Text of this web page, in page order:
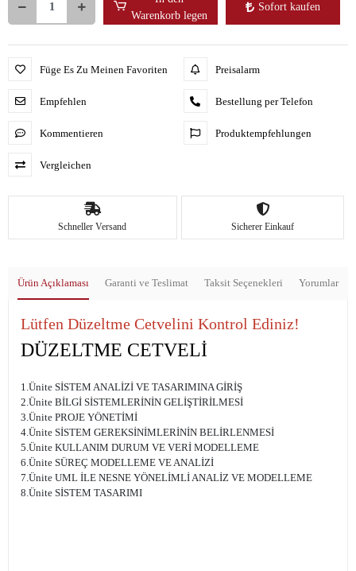
Warenkorb legen
Sofort kaufen
Füge Es Zu Meinen Favoriten
Empfehlen
Kommentieren
Vergleichen
Preisalarm
Bestellung per Telefon
Produktempfehlungen
Schneller Versand Sicherer Einkauf
Ürün Açıklaması Garanti ve Teslimat Taksit Seçenekleri Yorumlar
Lütfen Düzeltme Cetvelini Kontrol Ediniz!
DÜZELTME CETVELİ
1.Ünite SİSTEM ANALİZİ VE TASARIMINA GİRİŞ
2.Ünite BİLGİ SİSTEMLERİNİN GELİŞTİRİLMESİ
3.Ünite PROJE YÖNETİMİ
4.Ünite SİSTEM GEREKSİNİMLERİNİN BELİRLENMESİ
5.Ünite KULLANIM DURUM VE VERİ MODELLEME
6.Ünite SÜREÇ MODELLEME VE ANALİZİ
7.Ünite UML İLE NESNE YÖNELİMLİ ANALİZ VE MODELLEME
8.Ünite SİSTEM TASARIMI